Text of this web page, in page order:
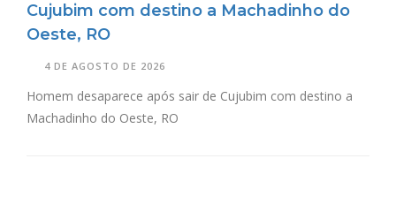
Cujubim com destino a Machadinho do
Oeste, RO
4 DE AGOSTO DE 2026
Homem desaparece após sair de Cujubim com destino a
Machadinho do Oeste, RO